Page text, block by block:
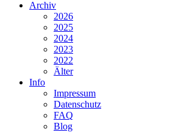
Archiv
2026
2025
2024
2023
2022
Älter
Info
Impressum
Datenschutz
FAQ
Blog